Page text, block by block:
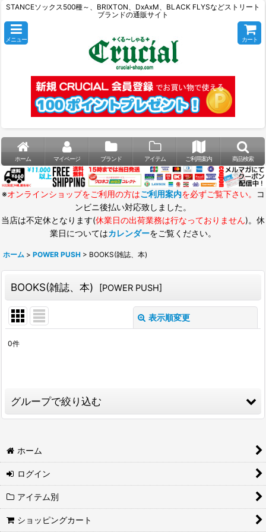
STANCEソックス500種～、BRIXTON、DxAxM、BLACK FLYSなどストリート
ブランドの通販サイト
メニュー カート
ホーム マイページ ブランド アイテム ご利用案内 商品検索
※オンラインショップをご利用の方はご利用案内を必ずご覧下さい。
コ
ンビニ後払い対応致しました。
当店は不定休となります(休業日の出荷業務は行なっておりません)。休
業日についてはカレンダーをご覧ください。
ホーム > POWER PUSH > BOOKS(雑誌、本)
BOOKS(雑誌、本) [POWER PUSH]
表示順変更
絞り込む
0件
グループで絞り込む
S/S T-SHIRT (半袖Tシャツ)
L/S T-SHIRT(長袖Tシャツ)
ホーム
ログイン
アイテム別
ショッピングカート